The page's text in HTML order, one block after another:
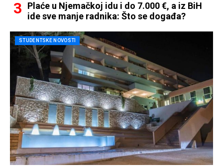
Plaće u Njemačkoj idu i do 7.000 €, a iz BiH
ide sve manje radnika: Što se događa?
STUDENTSKE NOVOSTI